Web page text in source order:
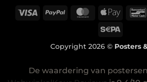
Visa PayPal MasterCard
Apple
Copyright 2026 © Posters
De waardering van